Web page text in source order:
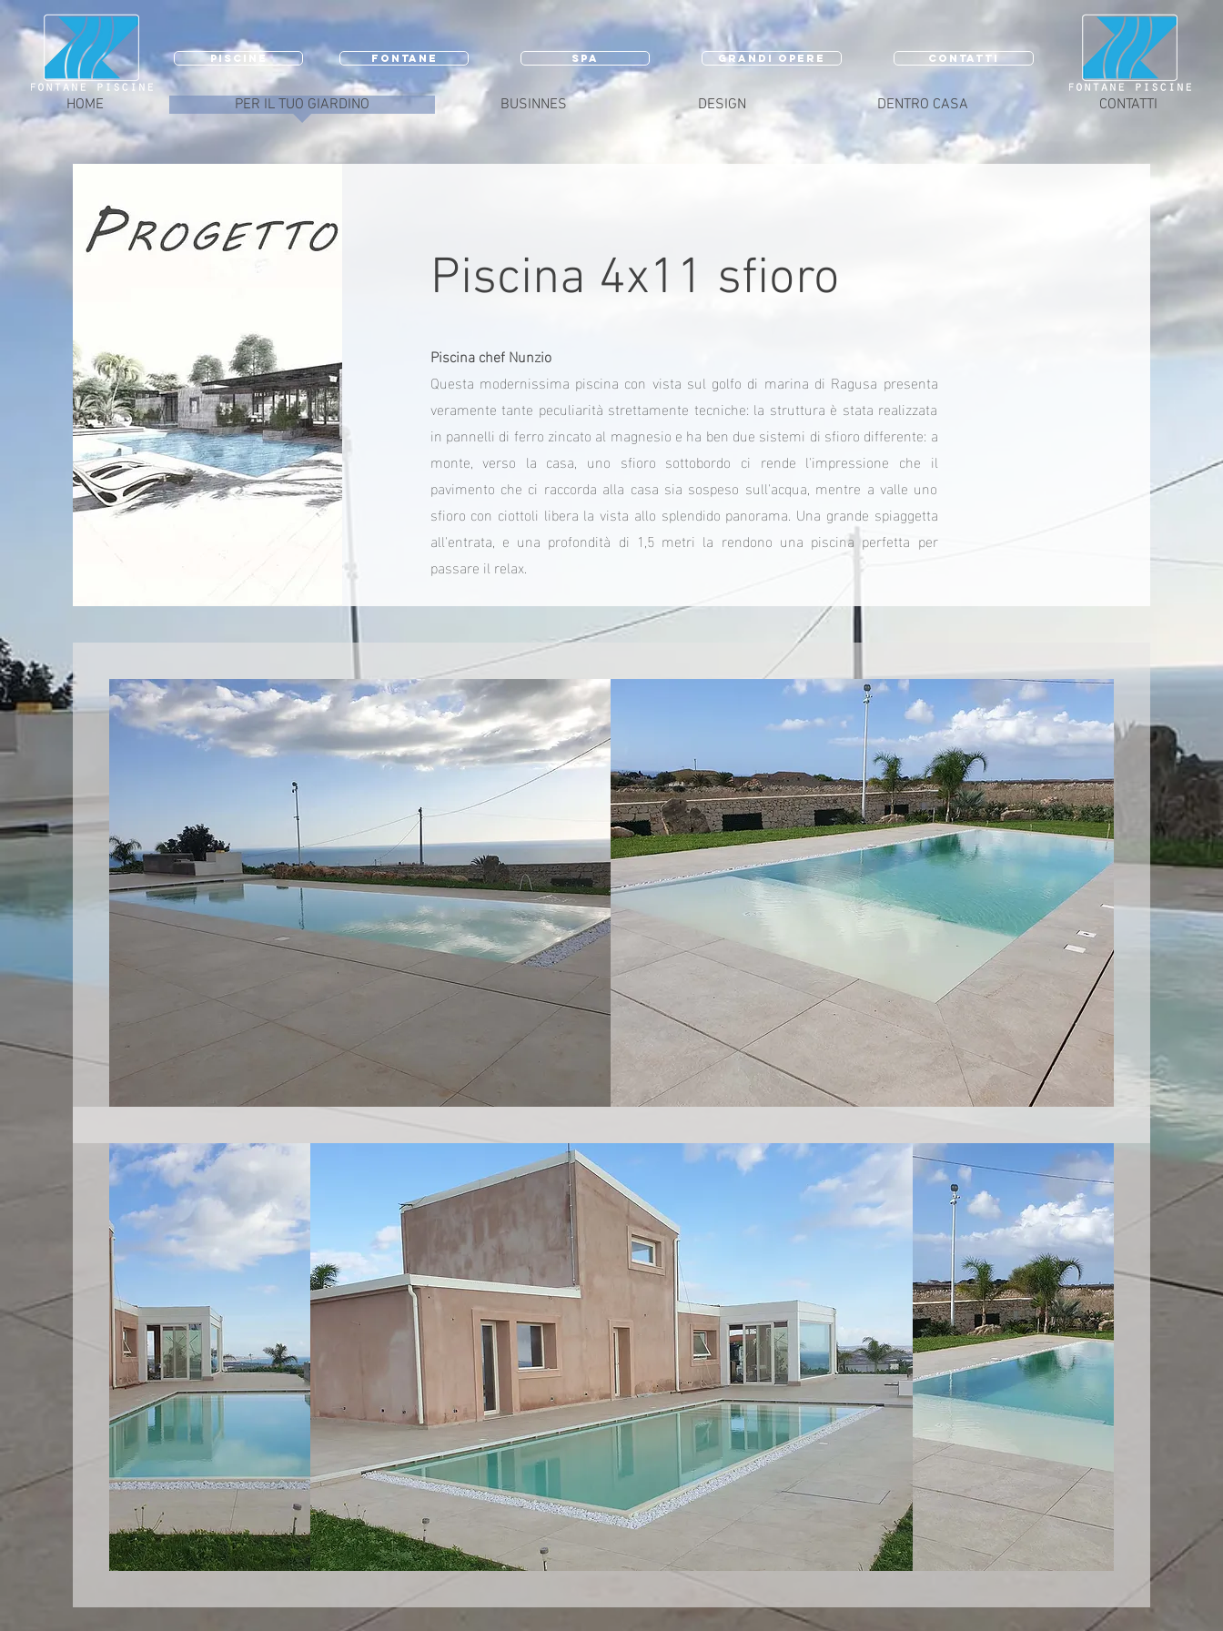
PISCINE FONTANE SPA GRANDI OPERE CONTATTI
Piscina 4x11 sfioro
Piscina chef Nunzio
Questa modernissima piscina con vista sul golfo di marina di Ragusa presenta
veramente tante peculiarità strettamente tecniche: la struttura è stata realizzata
in pannelli di ferro zincato al magnesio e ha ben due sistemi di sfioro differente: a
monte, verso la casa, uno sfioro sottobordo ci rende l'impressione che il
pavimento che ci raccorda alla casa sia sospeso sull'acqua, mentre a valle uno
sfioro con ciottoli libera la vista allo splendido panorama. Una grande spiaggetta
all'entrata, e una profondità di 1,5 metri la rendono una piscina perfetta per
passare il relax.
HOME PER IL TUO GIARDINO BUSINNES DESIGN DENTRO CASA CONTATTI